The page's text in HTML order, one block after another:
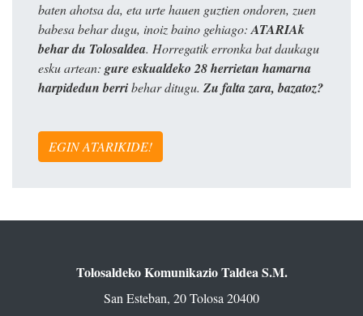
baten ahotsa da, eta urte hauen guztien ondoren, zuen
babesa behar dugu, inoiz baino gehiago: ATARIAk
behar du Tolosaldea. Horregatik erronka bat daukagu
esku artean: gure eskualdeko 28 herrietan hamarna
harpidedun berribehar ditugu. Zu falta zara, bazatoz?
EGIN ATARIKIDE!
Tolosaldeko Komunikazio Taldea S.M.
San Esteban, 20 Tolosa 20400